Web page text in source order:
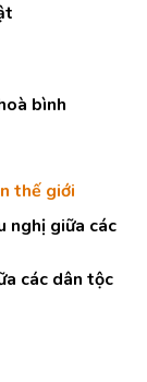
bình
thế giới
nghị giữa các
các dân tộc